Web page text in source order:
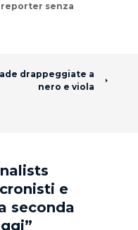
reporter senza
drappeggiate a
nero e viola
e
seconda
”